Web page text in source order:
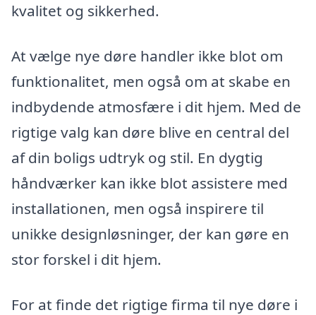
kvalitet og sikkerhed.
At vælge nye døre handler ikke blot om
funktionalitet, men også om at skabe en
indbydende atmosfære i dit hjem. Med de
rigtige valg kan døre blive en central del
af din boligs udtryk og stil. En dygtig
håndværker kan ikke blot assistere med
installationen, men også inspirere til
unikke designløsninger, der kan gøre en
stor forskel i dit hjem.
For at finde det rigtige firma til nye døre i